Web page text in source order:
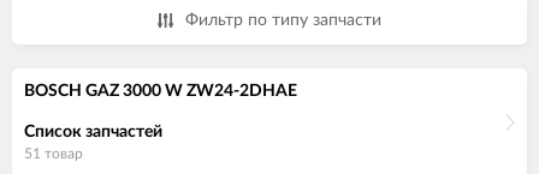
Фильтр по типу запчасти
BOSCH GAZ 3000 W ZW24-2DHAE
Список запчастей
51 товар